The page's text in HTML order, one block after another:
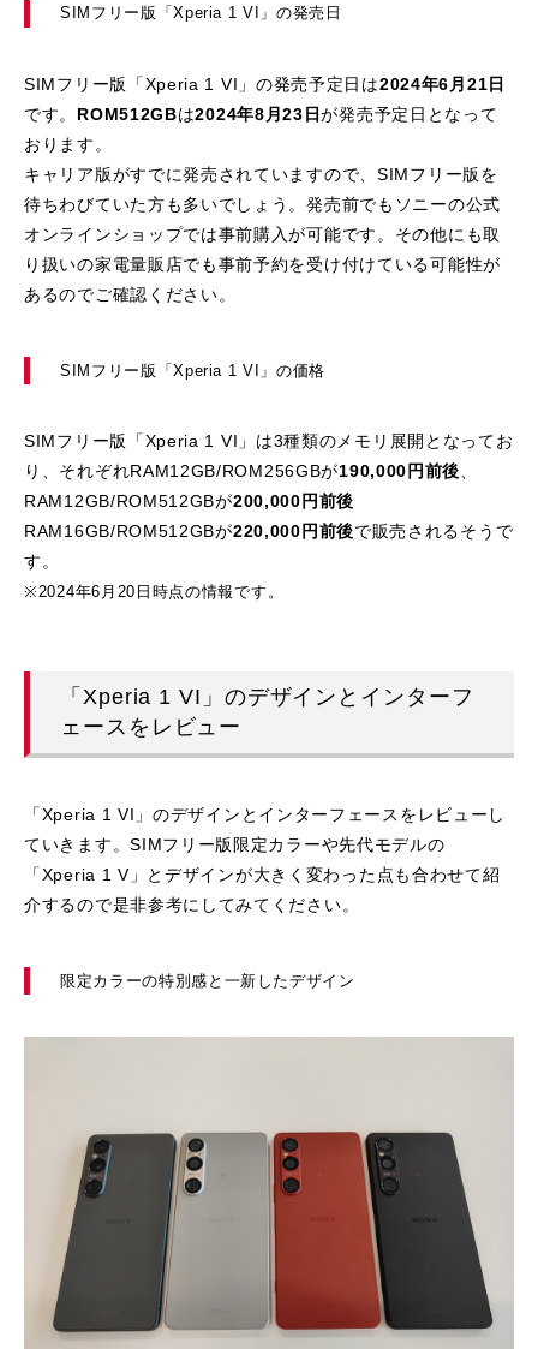
SIMフリー版「Xperia 1 VI」の発売日
SIMフリー版「Xperia 1 VI」の発売予定日は2024年6月21日
です。 ROM512GBは2024年8月23日が発売予定日となって
おります。
キャリア版がすでに発売されていますので、SIMフリー版を
待ちわびていた方も多いでしょう。発売前でもソニーの公式
オンラインショップでは事前購入が可能です。その他にも取
り扱いの家電量販店でも事前予約を受け付けている可能性が
あるのでご確認ください。
SIMフリー版「Xperia 1 VI」の価格
SIMフリー版「Xperia 1 VI」は3種類のメモリ展開となってお
り、それぞれRAM12GB/ROM256GBが190,000円前後、
RAM12GB/ROM512GBが200,000円前後
RAM16GB/ROM512GBが220,000円前後で販売されるそうで
す。
※2024年6月20日時点の情報です。
「Xperia 1 VI」のデザインとインターフ
ェースをレビュー
「Xperia 1 VI」のデザインとインターフェースをレビューし
ていきます。SIMフリー版限定カラーや先代モデルの
「Xperia 1 V」とデザインが大きく変わった点も合わせて紹
介するので是非参考にしてみてください。
限定カラーの特別感と一新したデザイン